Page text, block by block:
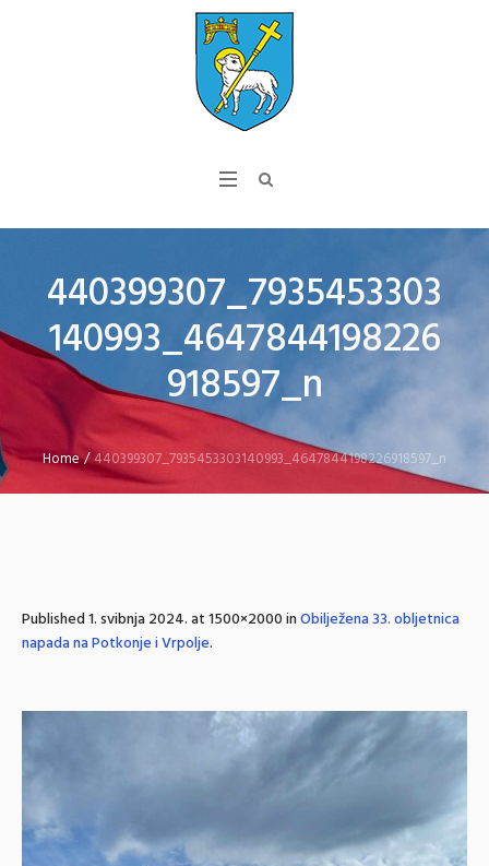
440399307_7935453303
140993_4647844198226
918597_n
Home/440399307_7935453303140993_4647844198226918597_n
Published1. svibnja 2024.at 1500×2000 inObilježena 33. obljetnica
napada na Potkonje i Vrpolje.